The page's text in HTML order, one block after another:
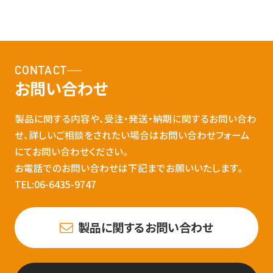
CONTACT
お問い合わせ
製品に関する内容や、受注・発送・納期に関するお問い合わ
せ、詳しいご相談をされたい場合はお問い合わせフォーム
にてお問い合わせください。
お電話でのお問い合わせは下記までお願いいたします。
TEL:06-6435-9747
製品に関するお問い合わせ